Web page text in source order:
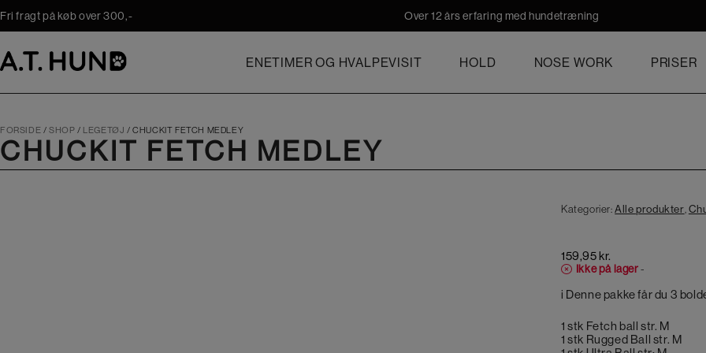
til
indholdet
Fri fragt på køb over 300,- Over 12 års erfaring med hundetræning
ENETIMER OG HVALPEVISIT HOLD NOSE WORK PRISER
FORSIDE /SHOP / LEGETØJ /CHUCKIT FETCH MEDLEY
CHUCKIT FETCH MEDLEY
Kategorier:Alle produkter,
159,95kr.
Ikke på lager-
i Denne pakke får du 3
1 stk Fetch ball str. M
1 stk Rugged Ball str. M